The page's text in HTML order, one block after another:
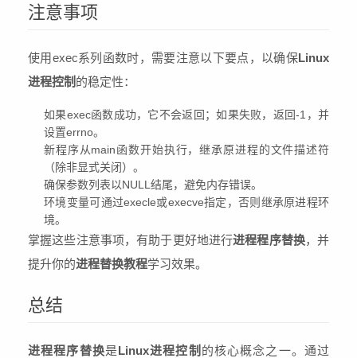
注意事项
使用exec系列函数时，需要注意以下要点，以确保Linux
进程控制 的稳定性：
如果exec函数成功，它不会返回；如果失败，返回-1，并
设置errno。
新程序从main函数开始执行，继承原进程的文件描述符
（除非显式关闭）。
确保参数列表以NULL结尾，避免内存错误。
环境变量可通过execle或execve指定，否则继承原进程环
境。
掌握这些注意事项，有助于更好地进行进程程序替换，并
提升你的进程替换教程学习效果。
总结
进程程序替换是Linux进程控制 的核心概念之一。通过